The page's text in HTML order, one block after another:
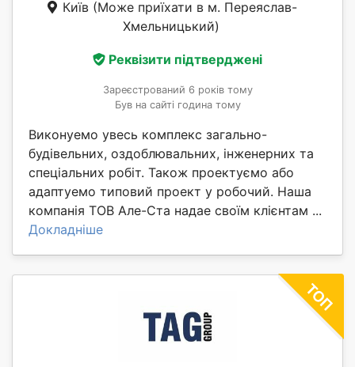
Київ (Може приїхати в м. Переяслав-
Хмельницький)
Реквізити підтверджені
Зареєстрований 6 років тому
Був на сайті година тому
Виконуемо увесь комплекс загально-
будівельних, оздоблювальних, інженерних та
спеціальних робіт. Також проектуємо або
адаптуемо типовий проект у робочий. Наша
компанія ТОВ Але-Ста надае своїм клієнтам ...
Докладніше